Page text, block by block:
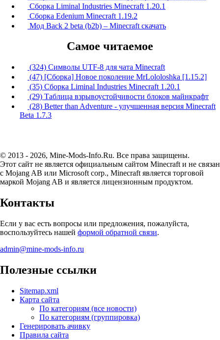
Сборка Liminal Industries Minecraft 1.20.1
Сборка Edenium Minecraft 1.19.2
Мод Back 2 beta (b2b) – Minecraft скачать
Самое читаемое
(324) Символы UTF-8 для чата Minecraft
(47) [Сборка] Новое поколение MrLololoshka [1.15.2]
(35) Сборка Liminal Industries Minecraft 1.20.1
(29) Таблица взрывоустойчивости блоков майнкрафт
(28) Better than Adventure - улучшенная версия Minecraft
Beta 1.7.3
© 2013 - 2026, Mine-Mods-Info.Ru. Все права защищены.
Этот сайт не является официальным сайтом Minecraft и не связан
с Mojang AB или Microsoft corp., Minecraft является торговой
маркой Mojang AB и является лицензионным продуктом.
Контакты
Если у вас есть вопросы или предложения, пожалуйста,
воспользуйтесь нашей формой обратной связи.
admin@mine-mods-info.ru
Полезные ссылки
Sitemap.xml
Карта сайта
По категориям (все новости)
По категориям (группировка)
Генерировать ачивку
Правила сайта